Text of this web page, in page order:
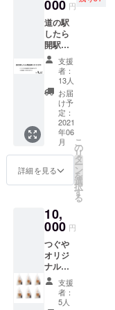
す。
000 円
道の駅
したら
開駅記
念セッ
ト 道の
駅した
ら商品
券５０
００円
（1000
円×５）
（商品
券有効
期限：
2022年
の駅し
たらオ
リジナ
ルTシャ
ツ 1枚
五平餅3
本セッ
（100g
支援
者：
13人
お届
け予
定：
2021
年06
月
詳細を見る
こ
の
リ
タ
ー
ン
を
選
択
す
る
10,
000 円
つぐや
オリジ
ナル
五平餅
フラン
クセッ
支援
者：
5人